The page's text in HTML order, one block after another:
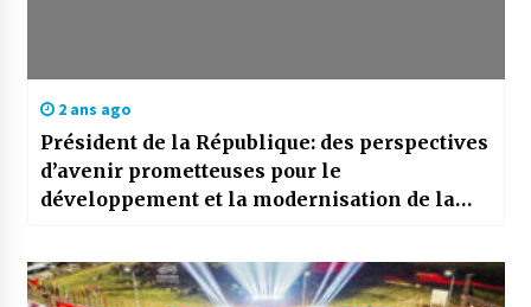
2 ans ago
Président de la République: des perspectives
d’avenir prometteuses pour le
développement et la modernisation de la